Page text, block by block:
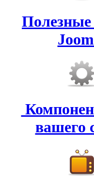
Полезные
вашего